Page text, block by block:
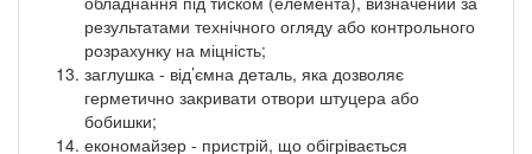
результатами технічного огляду або контрольного
розрахунку на міцність;
заглушка - від’ємна деталь, яка дозволяє
герметично закривати отвори штуцера або
бобишки;
економайзер - пристрій, що обігрівається